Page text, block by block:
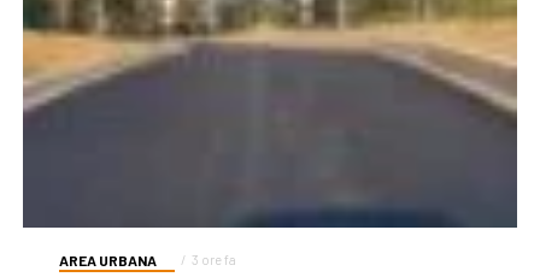
AREA URBANA 3 ore fa